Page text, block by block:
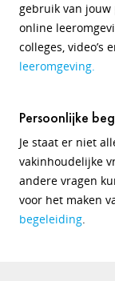
gebruik van
online
colleges, video’s
leeromgeving.
Persoonlijke
Je staat er niet
vakinhoudelijke
andere vragen
voor het maken
begeleiding.